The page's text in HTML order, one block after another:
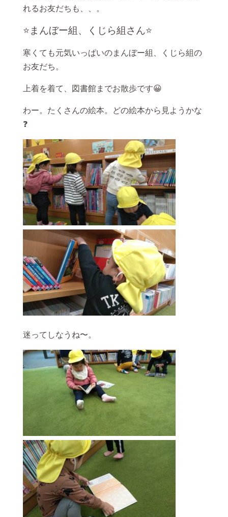
れるお友だちも、、。
⭐まんぼー組、くじら組さん⭐
寒くても元気いっぱいのまんぼー組、くじら組の
お友だち。
上着を着て、図書館までお散歩です😀
わー。たくさんの絵本。どの絵本から見ようかな
❓
迷ってしなうね〜。